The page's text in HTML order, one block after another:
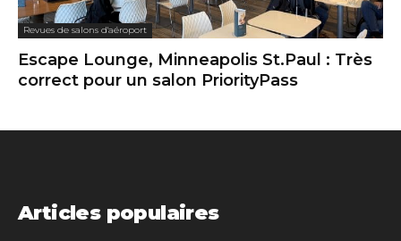
Revues de salons d'aéroport
Escape Lounge, Minneapolis St.Paul : Très
correct pour un salon PriorityPass
Articles populaires